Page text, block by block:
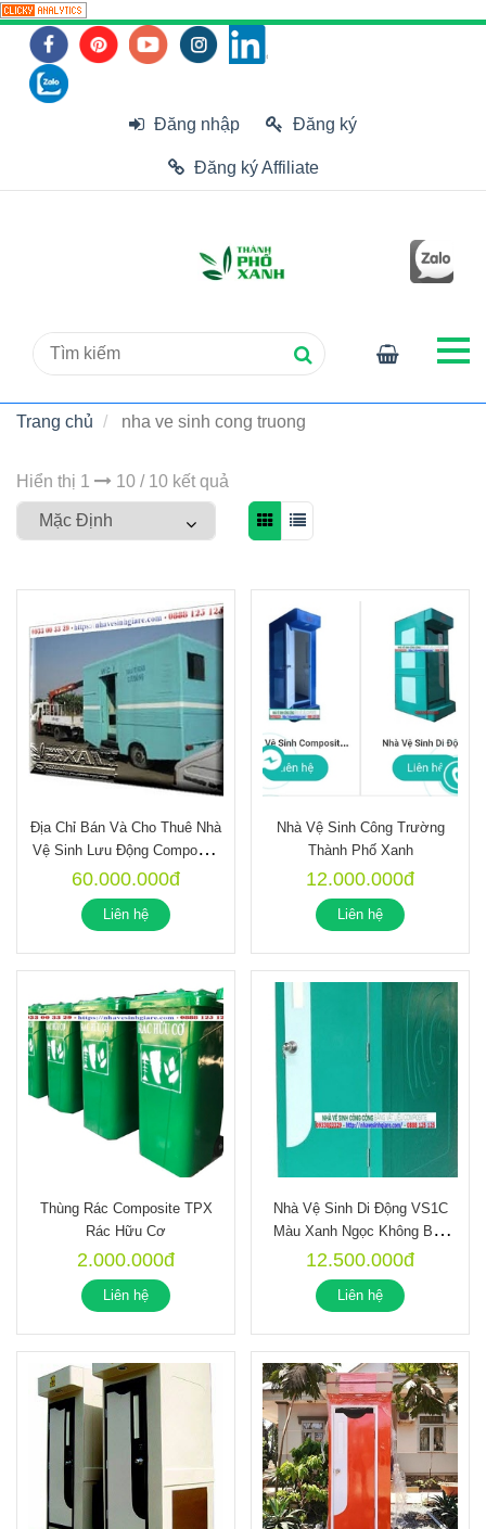
Đăng nhập Đăng ký
Đăng ký Affiliate
Trang chủ nha ve sinh cong truong
Hiển thị 1 10 / 10 kết quả
Địa Chỉ Bán Và Cho Thuê Nhà
Vệ Sinh Lưu Động Composite
Giá Rẻ
60.000.000đ
Liên hệ
Nhà Vệ Sinh Công Trường
Thành Phố Xanh
12.000.000đ
Liên hệ
Thùng Rác Composite TPX
Rác Hữu Cơ
2.000.000đ
Liên hệ
Nhà Vệ Sinh Di Động VS1C
Màu Xanh Ngọc Không Bồn
Nước
12.500.000đ
Liên hệ